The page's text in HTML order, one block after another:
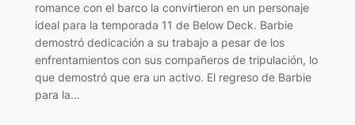
romance con el barco la convirtieron en un personaje
ideal para la temporada 11 de Below Deck. Barbie
demostró dedicación a su trabajo a pesar de los
enfrentamientos con sus compañeros de tripulación, lo
que demostró que era un activo. El regreso de Barbie
para la…